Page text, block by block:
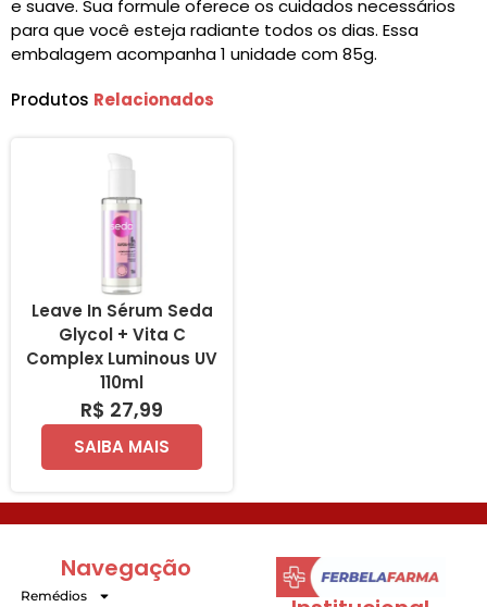
e suave. Sua formule oferece os cuidados necessários
para que você esteja radiante todos os dias. Essa
embalagem acompanha 1 unidade com 85g.
Produtos Relacionados
Leave In Sérum Seda
Glycol + Vita C
Complex Luminous UV
110ml
R$ 27,99
SAIBA MAIS
Navegação
Remédios